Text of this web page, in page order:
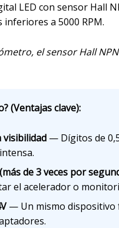
LED con sensor Hall
a 5000 RPM.
el sensor Hall
(Ventajas clave):
visibilidad— Dígitos de
de 3 veces por
el acelerador o
— Un mismo dispositivo